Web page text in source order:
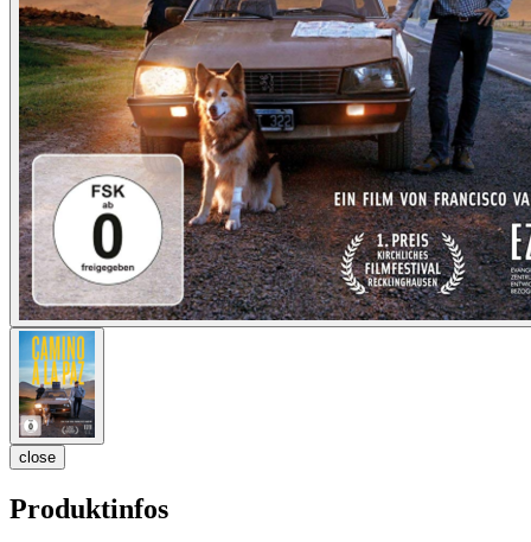
close
Produktinfos